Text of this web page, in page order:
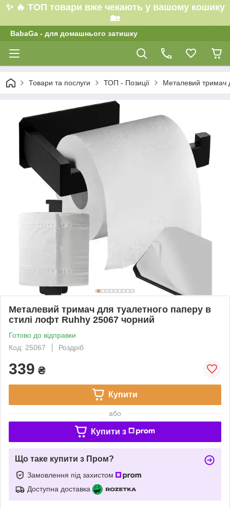
✨ 🔥 ТОП товари вже чекають у вашому кошику
🏡
BabaGa - для домашнього затишку
Товари та послуги ТОП - Позиції Металевий тримач
Металевий тримач для туалетного паперу в
стилі лофт Ruhhy 25067 чорний
Готово до відправки
Код: 25067
Роздріб
339 ₴
Купити
або
Купити з
Що таке купити з Пром?
Замовлення під захистом
Доступна доставка